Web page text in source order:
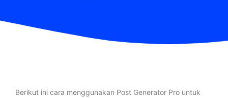
Berikut ini cara menggunakan Post Generator Pro untuk